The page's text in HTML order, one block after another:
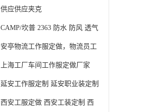
春秋款休闲立领长袖夹克男外套
供应供应夹克
CAMP/坎普 2363 防水 防风 透气
防寒外套
安亭物流工作服定做，物流员工
作服定制，物流公司工作服厂家
上海工厂车间工作服定做厂家
延安工作服定制 延安职业装定制
延安西服定做 延安西装定制
西安工服定做 西安工装定制 西